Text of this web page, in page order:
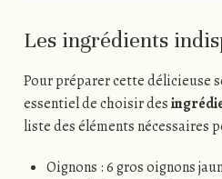
Les ingrédients
Pour préparer cette délicieuse
essentiel de choisir des
liste des éléments nécessaires
Oignons : 6 gros oignons